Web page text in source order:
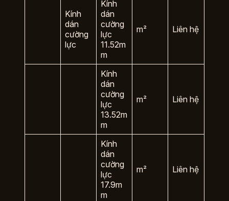
Kính
dán
cường
lực
Kính
dán
cường
lực
11.52m
m
m² Liên hệ
Kính
dán
cường
lực
13.52m
m
m² Liên hệ
Kính
dán
cường
lực
17.9m
m
m² Liên hệ